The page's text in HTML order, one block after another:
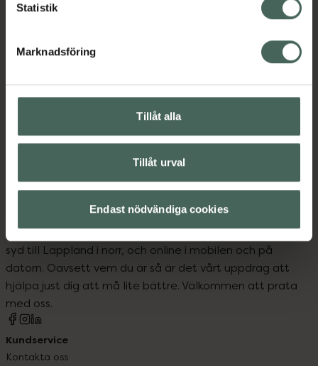
Statistik
Marknadsföring
Tillåt alla
Tillåt urval
Endast nödvändiga cookies
Upptäck flera produkter inom
Barn och föräldrar
Kronans Apotek finns här för dig. Du hittar oss från Skåne i
syd till Lappland i norr, och online i mobilen och på
datorn. Oavsett vem du är så är det vårt uppdrag att
hjälpa just dig att må lite bättre. Välkommen att prata
med oss.
Kundservice
Kontakta oss